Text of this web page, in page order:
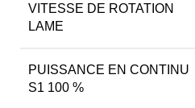
VITESSE DE ROTATION
LAME
PUISSANCE EN CONTINU
S1 100 %